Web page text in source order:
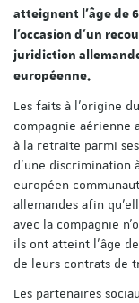
atteignent l'âge de
l'occasion d'un
juridiction
européenne.
Les faits à l'origine
compagnie aérienne
à la retraite parmi
d'une discrimination
européen
allemandes afin
avec la compagnie
ils ont atteint l'âge
de leurs contrats de
Les partenaires